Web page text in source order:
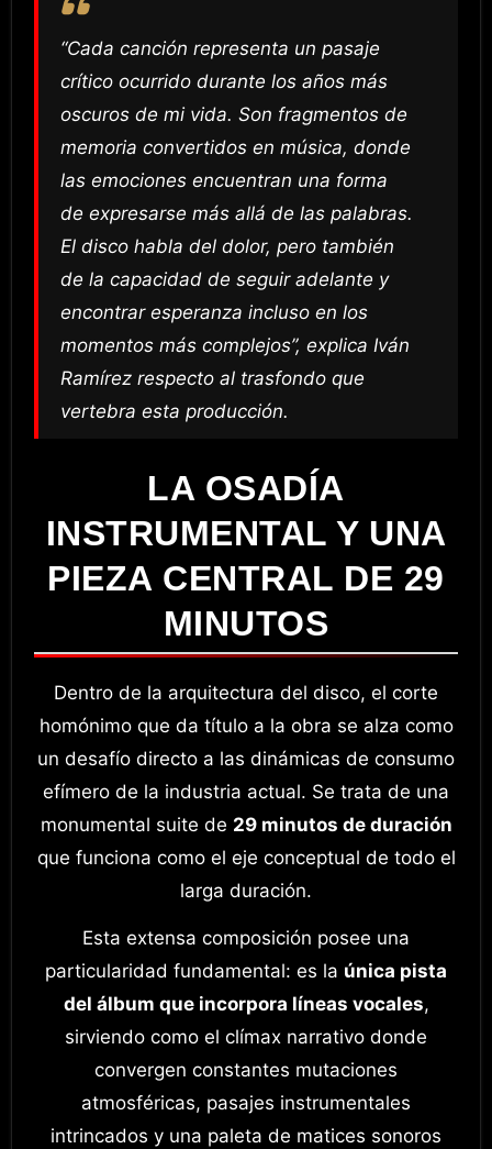
“Cada canción representa un pasaje
crítico ocurrido durante los años más
oscuros de mi vida. Son fragmentos de
memoria convertidos en música, donde
las emociones encuentran una forma
de expresarse más allá de las palabras.
El disco habla del dolor, pero también
de la capacidad de seguir adelante y
encontrar esperanza incluso en los
momentos más complejos”, explica Iván
Ramírez respecto al trasfondo que
vertebra esta producción.
LA OSADÍA
INSTRUMENTAL Y UNA
PIEZA CENTRAL DE 29
MINUTOS
Dentro de la arquitectura del disco, el corte
homónimo que da título a la obra se alza como
un desafío directo a las dinámicas de consumo
efímero de la industria actual. Se trata de una
monumental suite de 29 minutos de duración
que funciona como el eje conceptual de todo el
larga duración.
Esta extensa composición posee una
particularidad fundamental: es la única pista
del álbum que incorpora líneas vocales,
sirviendo como el clímax narrativo donde
convergen constantes mutaciones
atmosféricas, pasajes instrumentales
intrincados y una paleta de matices sonoros